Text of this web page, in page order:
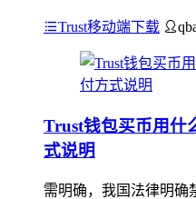
Trust移动端下载
Trust钱包买币用什
式说明
需明确，我国法律明确